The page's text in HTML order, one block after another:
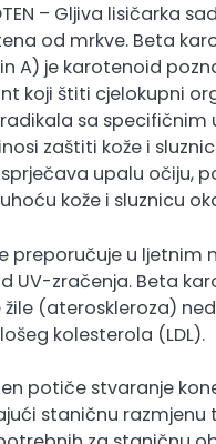
– Gljiva lisičarka
od mrkve. Beta
A) je karotenoid
koji štiti cjelokupni
sa specifičnim
zaštiti kože i
upalu očiju,
kože i sluznicu
preporučuje u ljetnim
UV-zračenja. Beta
žile (ateroskleroza)
kolesterola (LDL).
potiče stvaranje
staničnu razmjenu